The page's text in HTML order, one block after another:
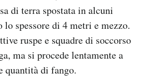
di terra spostata in alcuni
spessore di 4 metri e mezzo.
ruspe e squadre di soccorso
ma si procede lentamente a
quantità di fango.